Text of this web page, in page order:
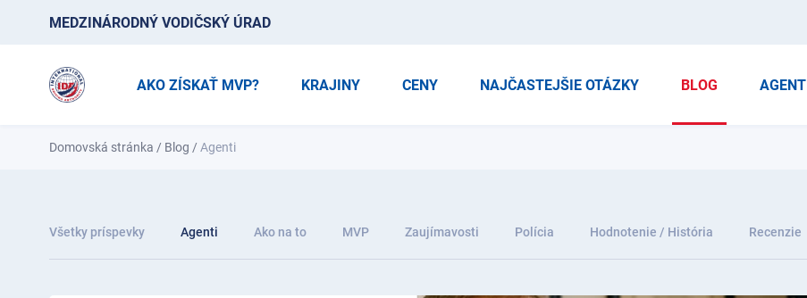
MEDZINÁRODNÝ VODIČSKÝ ÚRAD
AKO ZÍSKAŤ MVP? KRAJINY CENY NAJČASTEJŠIE OTÁZKY BLOG
Domovská stránka / Blog /Agenti
Všetky príspevky Agenti Ako na to MVP Zaujímavosti Polícia Hodnotenie / História Recenzie